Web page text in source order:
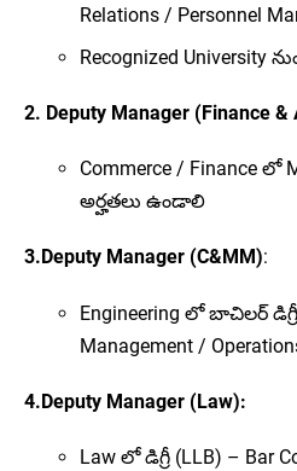
Relations / Personnel
Recognized University
2. Deputy Manager (Finance &
Commerce / Finance లో
అర్హతలు ఉండాలి
3.Deputy Manager (C&MM):
Engineering లో బాచిలర్
Management /
4.Deputy Manager (Law):
Law లో డిగ్రీ (LLB) – Bar